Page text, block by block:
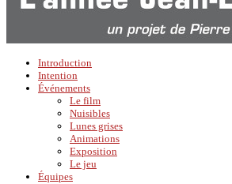
Introduction
Intention
Événements
Le film
Nuisibles
Lunes grises
Animations
Exposition
Le jeu
Équipes